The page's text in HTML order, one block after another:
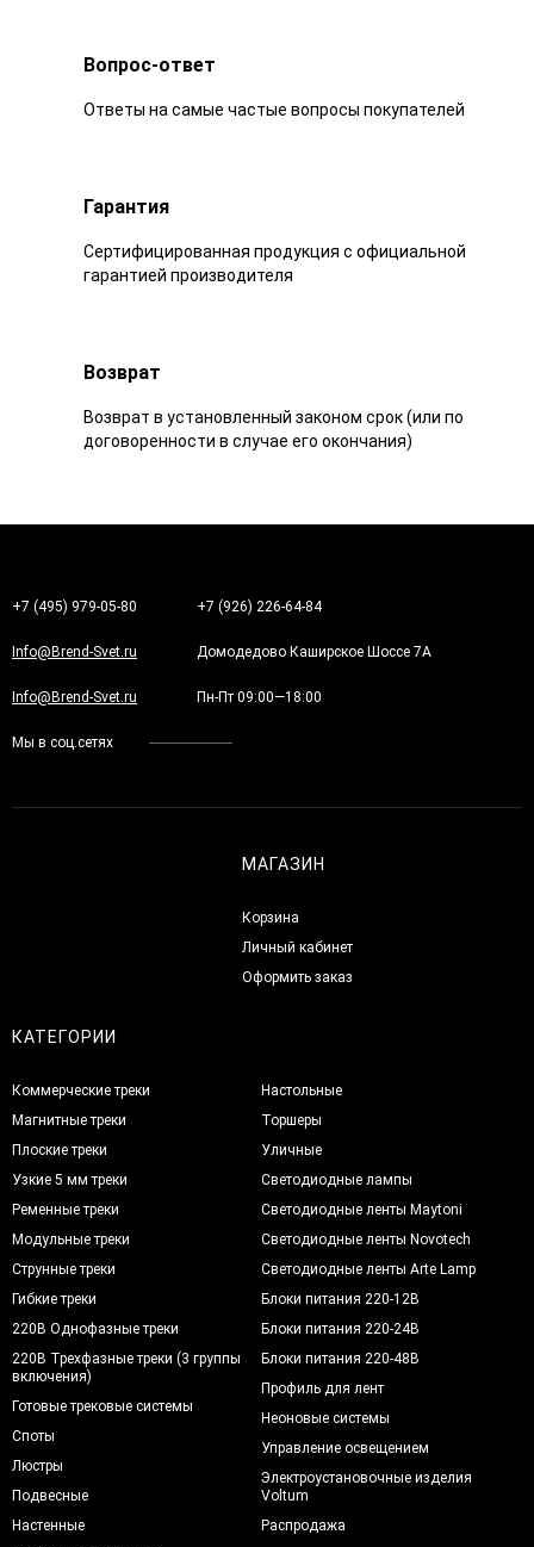
Вопрос-ответ
Ответы на самые частые вопросы покупателей
Гарантия
Сертифицированная продукция с официальной
гарантией производителя
Возврат
Возврат в установленный законом срок (или по
договоренности в случае его окончания)
+7 (495) 979-05-80 +7 (926) 226-64-84
Info@Brend-Svet.ru Домодедово Каширское Шоссе 7А
Info@Brend-Svet.ru Пн-Пт 09:00—18:00
Мы в соц.сетях
МАГАЗИН
Корзина
Личный кабинет
Оформить заказ
КАТЕГОРИИ
Коммерческие треки
Магнитные треки
Плоские треки
Узкие 5 мм треки
Ременные треки
Модульные треки
Струнные треки
Гибкие треки
220В Однофазные треки
220В Трехфазные треки (3 группы
включения)
Готовые трековые системы
Споты
Люстры
Подвесные
Настенные
Настольные
Торшеры
Уличные
Светодиодные лампы
Светодиодные ленты Maytoni
Светодиодные ленты Novotech
Светодиодные ленты Arte Lamp
Блоки питания 220-12В
Блоки питания 220-24В
Блоки питания 220-48В
Профиль для лент
Неоновые системы
Управление освещением
Электроустановочные изделия
Voltum
Распродажа